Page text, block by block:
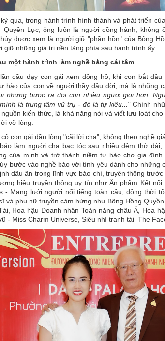
qua, trong hành trình hình thành và phát triển
Quyền Lực, ông luôn là người đồng hành, không
được xem là người giữ "phần hồn" của Bông
giữ những giá trị nền tảng phía sau hành trình ấy.
một hành trình làm nghề bằng cái tâm
đầu dạy con gái xem đồng hồ, khi con bắt
hào của con về người thầy đầu đời, mà là những
nhưng bước ra đời còn nhiều người giỏi hơn.
là trung tâm vũ trụ - đó là tự kiêu..."Chính
kiến thức, là khả năng nói và viết lưu loát
vỡ lòng.
con gái đầu lòng "cãi lời cha", không theo nghề
làm người cha bạc tóc sau nhiều đêm thờ
của mình và trở thành niềm tự hào cho gia
bước vào nghề báo với tình yêu dành cho những
dấu ấn trong lĩnh vực báo chí, truyền thông
hiệu truyền thông uy tín như Ấn phẩm Kết
- Mạng lưới người nổi tiếng toàn cầu, đồng thời
và phụ nữ truyền cảm hứng như Bông Hồng
Hoa hậu Doanh nhân Toàn năng châu Á, Hoa
- Miss Charm Universe, Siêu nhí tranh tài, The